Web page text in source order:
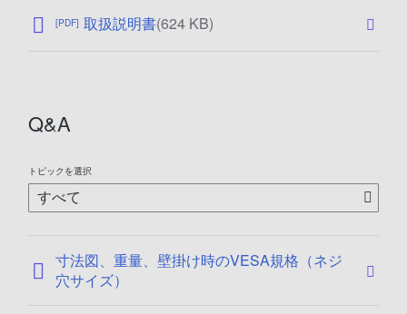
[PDF] 取扱説明書(624 KB)公
/
/
1
Q&A
トピックを選択
寸法図、重量、壁掛け時のVESA規格（ネジ
穴サイズ）